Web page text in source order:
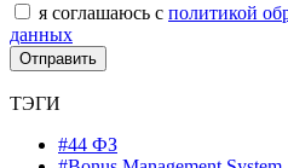
я соглашаюсь с политикой
данных
ТЭГИ
#44 ФЗ